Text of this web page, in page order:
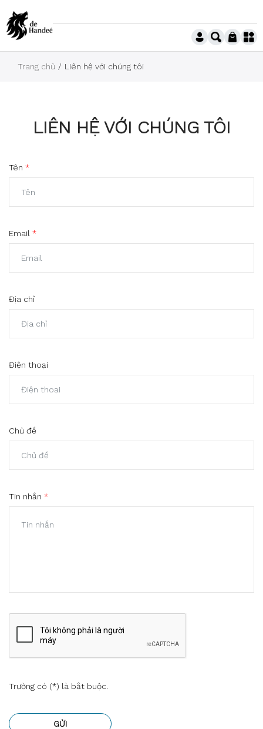
Trang chủ Liên hệ với chúng tôi
LIÊN HỆ VỚI CHÚNG TÔI
Tên
Email
Địa chỉ
Điện thoại
Chủ đề
Tin nhắn
Trường có (*) là bắt buộc.
GỬI